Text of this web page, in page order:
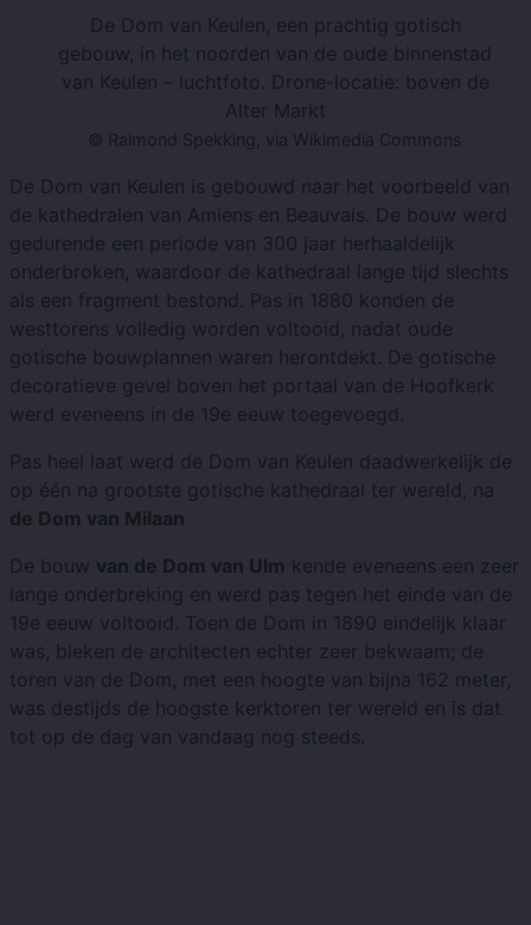
De Dom van Keulen, een prachtig gotisch
gebouw, in het noorden van de oude binnenstad
van Keulen – luchtfoto. Drone-locatie: boven de
Alter Markt
© Raimond Spekking, via Wikimedia Commons
De Dom van Keulen is gebouwd naar het voorbeeld van
de kathedralen van Amiens en Beauvais. De bouw werd
gedurende een periode van 300 jaar herhaaldelijk
onderbroken, waardoor de kathedraal lange tijd slechts
als een fragment bestond. Pas in 1880 konden de
westtorens volledig worden voltooid, nadat oude
gotische bouwplannen waren herontdekt. ​​De gotische
decoratieve gevel boven het portaal van de Hoofkerk
werd eveneens in de 19e eeuw toegevoegd.
Pas heel laat werd de Dom van Keulen daadwerkelijk de
op één na grootste gotische kathedraal ter wereld, na
de Dom van Milaan
De bouw van de Dom van Ulm kende eveneens een zeer
lange onderbreking en werd pas tegen het einde van de
19e eeuw voltooid. Toen de Dom in 1890 eindelijk klaar
was, bleken de architecten echter zeer bekwaam; de
toren van de Dom, met een hoogte van bijna 162 meter,
was destijds de hoogste kerktoren ter wereld en is dat
tot op de dag van vandaag nog steeds.